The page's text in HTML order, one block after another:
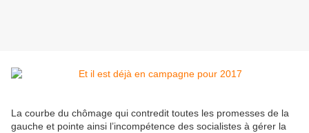
La courbe du chômage qui contredit toutes les promesses de la
gauche et pointe ainsi l’incompétence des socialistes à gérer la